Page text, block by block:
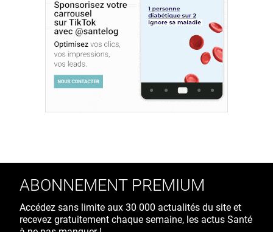
ABONNEMENT PREMIUM
Accédez sans limite aux 30 000 actualités du site et
recevez gratuitement chaque semaine, les actus Santé